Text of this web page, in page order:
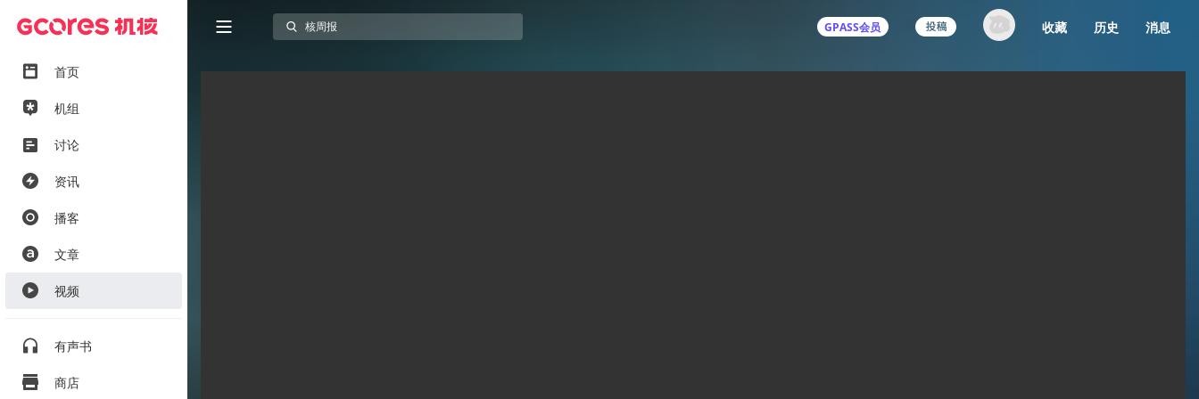
首页
机组
讨论
资讯
播客
文章
视频
有声书
商店
GPASS会员 收藏 历史 消息